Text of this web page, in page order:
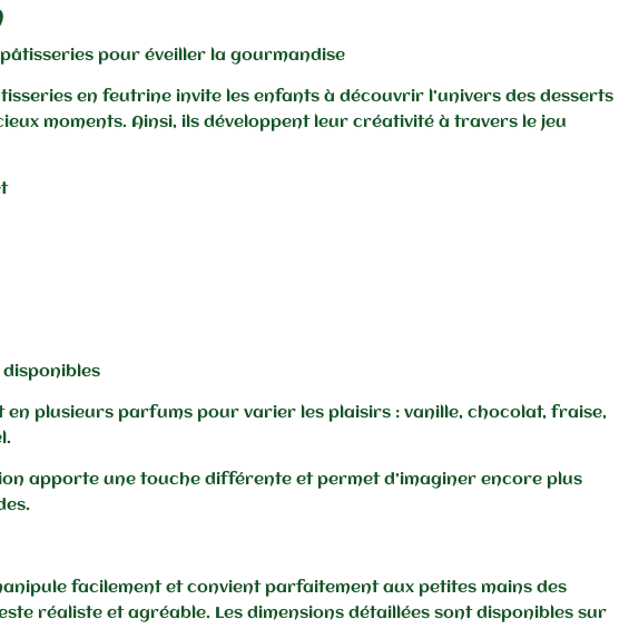
pour éveiller la gourmandise
en feutrine invite les enfants à découvrir l’univers des desserts
moments. Ainsi, ils développent leur créativité à travers le jeu
en plusieurs parfums pour varier les plaisirs : vanille, chocolat, fraise,
apporte une touche différente et permet d’imaginer encore plus
facilement et convient parfaitement aux petites mains des
réaliste et agréable. Les dimensions détaillées sont disponibles sur